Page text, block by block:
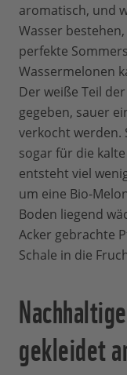
aromatisch, und
Wasser
perfekte
Wassermelonen
Der weiße Teil
gegeben, sauer
verkocht werden.
sogar für die
entsteht viel
um eine Bio-
Boden liegend
Acker gebrachte
Schale in die
gekleidet